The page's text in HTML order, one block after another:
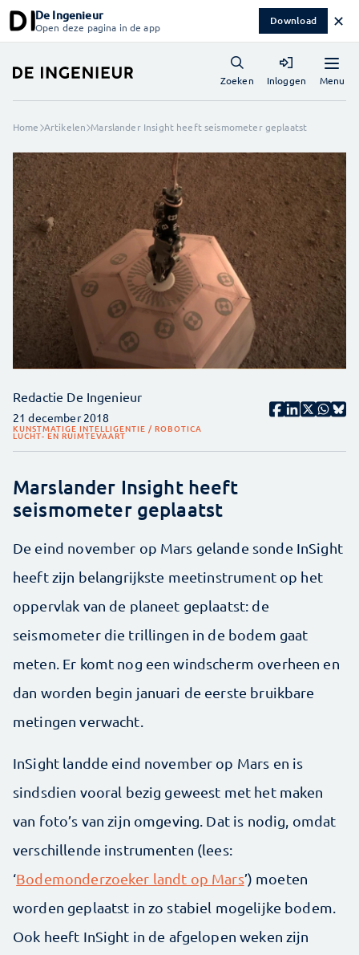
De Ingenieur
Open deze pagina in de app Download ✕
Menu
Zoeken Inloggen
Home Artikelen Marslander Insight heeft seismometer geplaatst
Redactie De Ingenieur
21 december 2018
KUNSTMATIGE INTELLIGENTIE / ROBOTICA
LUCHT- EN RUIMTEVAART
Marslander Insight heeft
seismometer geplaatst
De eind november op Mars gelande sonde InSight
heeft zijn belangrijkste meetinstrument op het
oppervlak van de planeet geplaatst: de
seismometer die trillingen in de bodem gaat
meten. Er komt nog een windscherm overheen en
dan worden begin januari de eerste bruikbare
metingen verwacht.
InSight landde eind november op Mars en is
sindsdien vooral bezig geweest met het maken
van foto’s van zijn omgeving. Dat is nodig, omdat
verschillende instrumenten (lees:
‘Bodemonderzoeker landt op Mars’) moeten
worden geplaatst in zo stabiel mogelijke bodem.
Ook heeft InSight in de afgelopen weken zijn